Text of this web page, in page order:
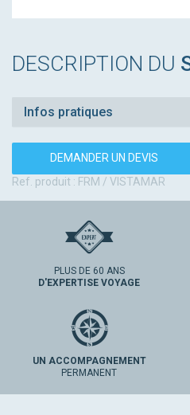
DESCRIPTION DU
Infos pratiques
DEMANDER UN DEVIS
Ref. produit : FRM / VISTAMAR
PLUS DE 60 ANS
D'EXPERTISE VOYAGE
UN ACCOMPAGNEMENT
PERMANENT